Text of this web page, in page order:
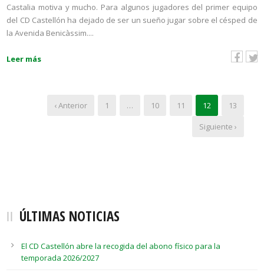
Castalia motiva y mucho. Para algunos jugadores del primer equipo
del CD Castellón ha dejado de ser un sueño jugar sobre el césped de
la Avenida Benicàssim....
Leer más
‹ Anterior 1 … 10 11 12
13
Siguiente ›
ÚLTIMAS NOTICIAS
El CD Castellón abre la recogida del abono físico para la
temporada 2026/2027